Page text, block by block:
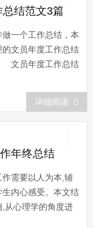
结范文3篇
一个工作总结，本
文员年度工作总结
文员年度工作总结
，感谢领导对我的信
海这个大家庭里，在
有很多做得不好的
有接触过的工作内
详细阅读
年终总结
需要以人为本,辅
内心感受。本文结
从心理学的角度进